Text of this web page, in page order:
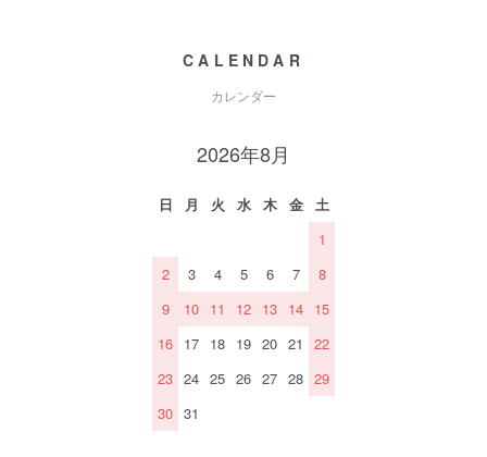
CALENDAR
カレンダー
2026年8月
日 月 火 水 木 金
土
1
2
3 4 5 6 7
8
9
10 11 12 13 14 15
16 17 18 19 20 21
22
23 24 25 26 27 28 29
30 31